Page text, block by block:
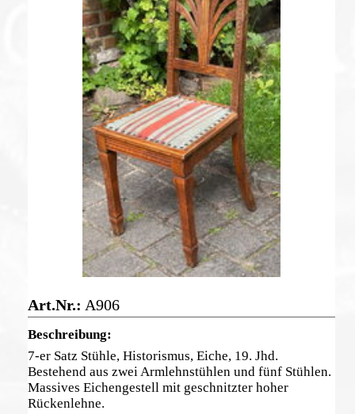
A906
7-er Satz Stühle, Historismus, Eiche, 19. Jhd.
Bestehend aus zwei Armlehnstühlen und fünf Stühlen.
Massives Eichengestell mit geschnitzter hoher
Rückenlehne.